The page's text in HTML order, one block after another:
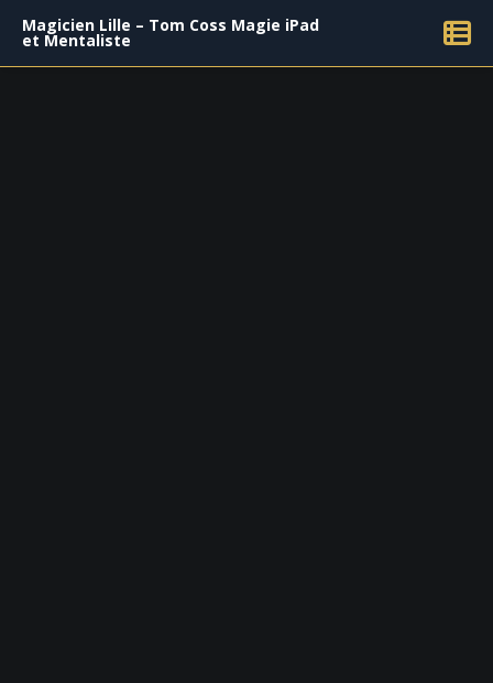
Magicien Lille – Tom Coss Magie iPad
et Mentaliste